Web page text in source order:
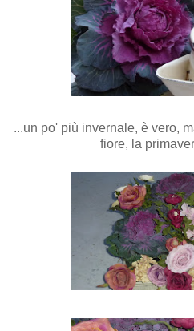
...un po' più invernale, è vero,
fiore, la